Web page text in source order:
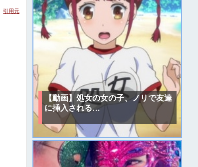
引用元
【動画】処女の女の子、ノリで友達
に挿入される…